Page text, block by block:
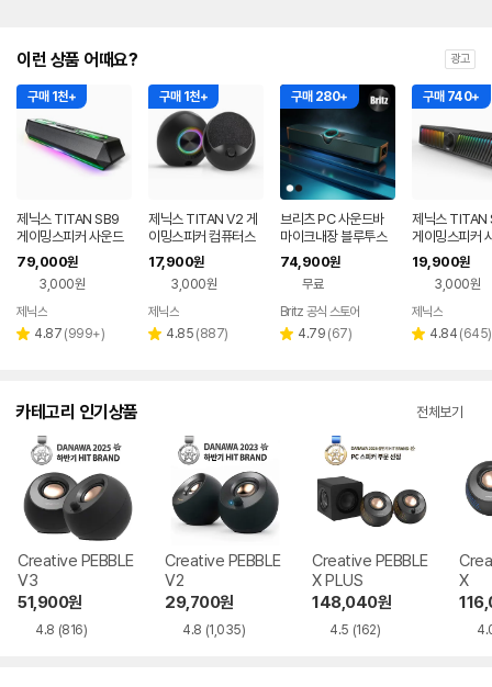
이런 상품 어때요? 광고
구매 1천+
제닉스 TITAN SB9
게이밍스피커 사운드
바 컴퓨터스피커
79,000원
3,000원
페이
제닉스
별 4.87 리
(999+)
구매 1천+
제닉스 TITAN V2 게
이밍스피커 컴퓨터스
피커
17,900원
3,000원
페이
제닉스
별 4.85 리
(887)
구매 280+
브리츠 PC 사운드바
마이크내장 블루투스
5.4 5in1 TV겸용 BZ-
T900BT
74,900원
무료
Britz 공식 스토어
별 4.79 리
(67)
구매 740+
제닉스 TITAN
게이밍스피커
바 컴퓨터스피
19,900원
3,000원
페이
제닉스
별 4.84 리
(645)
카테고리 인기상품 전체보기
Creative PEBBLE
V3
51,900원
4.8 (816)
Creative PEBBLE
V2
29,700원
4.8 (1,035)
Creative PEBBLE
X PLUS
148,040원
4.5 (162)
X